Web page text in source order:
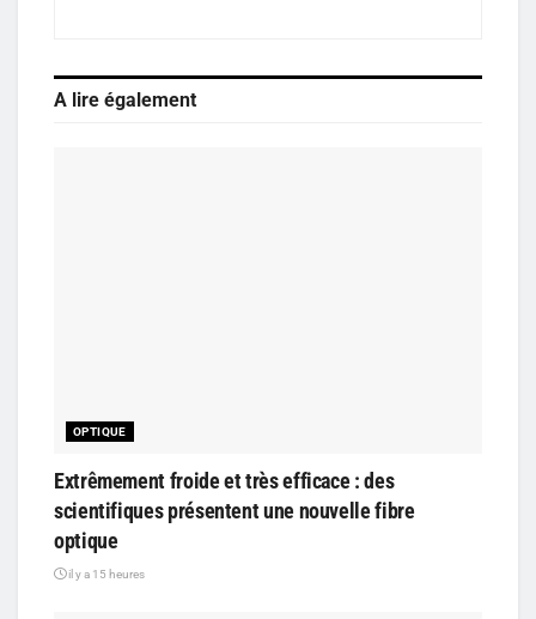
A lire également
OPTIQUE
Extrêmement froide et très efficace : des
scientifiques présentent une nouvelle fibre
optique
il y a 15 heures